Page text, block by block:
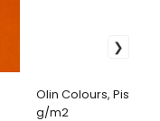
Olin Colours,
g/m2